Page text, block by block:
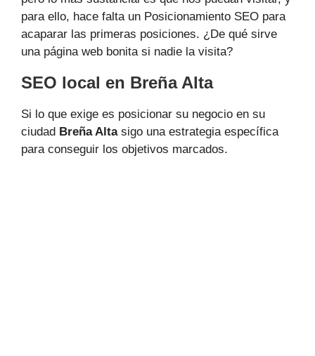
para ello, hace falta un Posicionamiento SEO para
acaparar las primeras posiciones. ¿De qué sirve
una página web bonita si nadie la visita?
SEO local en Breña Alta
Si lo que exige es posicionar su negocio en su
ciudad Breña Altasigo una estrategia específica
para conseguir los objetivos marcados.